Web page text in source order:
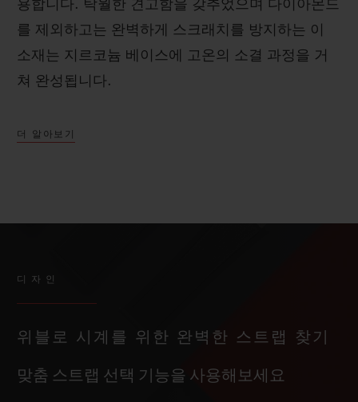
용합니다. 탁월한 견고함을 갖추었으며 다이아몬드
를 제외하고는 완벽하게 스크래치를 방지하는 이
소재는 지르코늄 베이스에 고온의 소결 과정을 거
쳐 완성됩니다.
더 알아보기
디자인
위블로 시계를 위한 완벽한 스트랩 찾기
맞춤 스트랩 선택 기능을 사용해보세요